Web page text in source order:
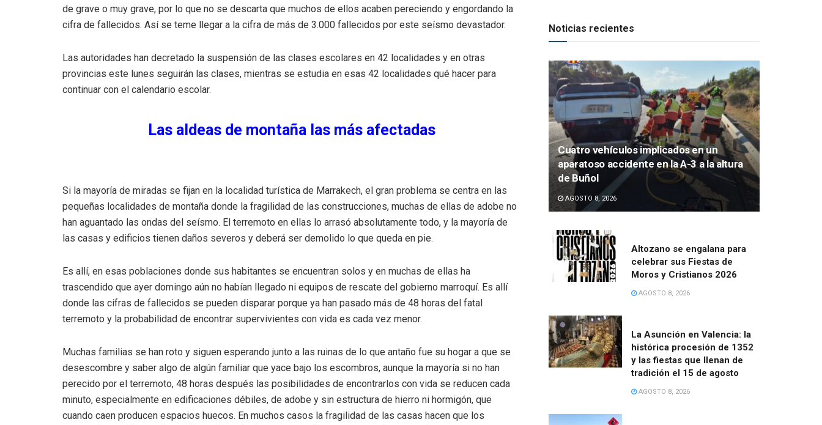
de grave o muy grave, por lo que no se descarta que muchos de ellos acaben pereciendo y engordando la
cifra de fallecidos. Así se teme llegar a la cifra de más de 3.000 fallecidos por este seísmo devastador.
Las autoridades han decretado la suspensión de las clases escolares en 42 localidades y en otras
provincias este lunes seguirán las clases, mientras se estudia en esas 42 localidades qué hacer para
continuar con el calendario escolar.
Las aldeas de montaña las más afectadas
Si la mayoría de miradas se fijan en la localidad turística de Marrakech, el gran problema se centra en las
pequeñas localidades de montaña donde la fragilidad de las construcciones, muchas de ellas de adobe no
han aguantado las ondas del seísmo. El terremoto en ellas lo arrasó absolutamente todo, y la mayoría de
las casas y edificios tienen daños severos y deberá ser demolido lo que queda en pie.
Es allí, en esas poblaciones donde sus habitantes se encuentran solos y en muchas de ellas ha
trascendido que ayer domingo aún no habían llegado ni equipos de rescate del gobierno marroquí. Es allí
donde las cifras de fallecidos se pueden disparar porque ya han pasado más de 48 horas del fatal
terremoto y la probabilidad de encontrar supervivientes con vida es cada vez menor.
Muchas familias se han roto y siguen esperando junto a las ruinas de lo que antaño fue su hogar a que se
desescombre y saber algo de algún familiar que yace bajo los escombros, aunque la mayoría si no han
perecido por el terremoto, 48 horas después las posibilidades de encontrarlos con vida se reducen cada
minuto, especialmente en edificaciones débiles, de adobe y sin estructura de hierro ni hormigón, que
cuando caen producen espacios huecos. En muchos casos la fragilidad de las casas hacen que los
Noticias recientes
Cuatro vehículos implicados en un
aparatoso accidente en la A-3 a la altura
de Buñol
AGOSTO 8, 2026
Altozano se engalana para
celebrar sus Fiestas de
Moros y Cristianos 2026
AGOSTO 8, 2026
La Asunción en Valencia: la
histórica procesión de 1352
y las fiestas que llenan de
tradición el 15 de agosto
AGOSTO 8, 2026